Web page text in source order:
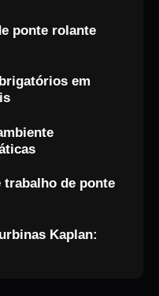
ponte rolante
em
trabalho de ponte
Kaplan: